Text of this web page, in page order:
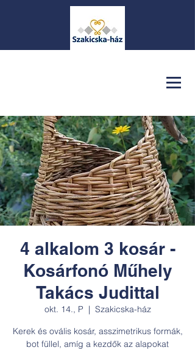
4 alkalom 3 kosár -
Kosárfonó Műhely
Takács Judittal
okt. 14., P
  |
Szakicska-ház
Kerek és ovális kosár, asszimetrikus formák,
bot füllel, amíg a kezdők az alapokat